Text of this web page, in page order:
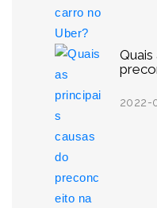
Quais
2022-